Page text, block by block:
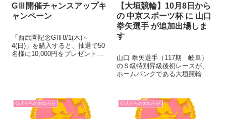
GⅢ開催チャンスアップキ
ャンペーン
「西武園記念GⅢ8/1(木)～
4(日)」を購入すると、抽選で50
名様に10,000円をプレゼント！
【大垣競輪】10月8日から
の 中京スポーツ杯 に 山口
拳矢選手 が追加出場しま
す
山口 拳矢選手（117期 岐阜）
のＳ級特別昇級後初レースが、
ホームバンクである大垣競輪で
た。 デビュー後初のホームレー
スでもあり初めて尽くしとなり
ますが、ご声援のほどよろしく
公式からのお知らせ 公式からのお知らせ